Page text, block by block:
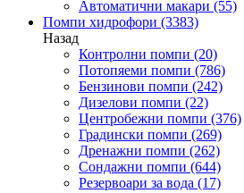
Автоматични макари (55)
Помпи хидрофори (3383)
Назад
Контролни помпи (20)
Потопяеми помпи (786)
Бензинови помпи (242)
Дизелови помпи (22)
Центробежни помпи (376)
Градински помпи (269)
Дренажни помпи (262)
Сондажни помпи (644)
Резервоари за вода (17)